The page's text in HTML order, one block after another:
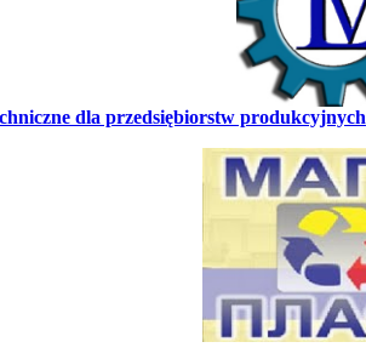
dla przedsiębiorstw produkcyjnych